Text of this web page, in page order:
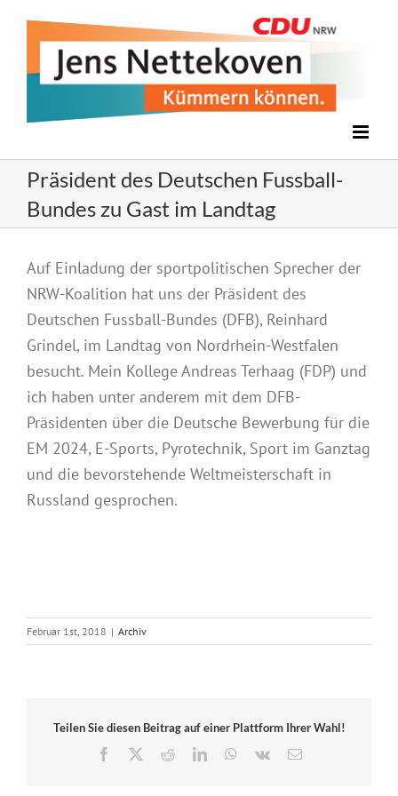
Präsident des Deutschen Fussball-
Bundes zu Gast im Landtag
grösseres
Bild
Auf Einladung der sportpolitischen Sprecher der
NRW-Koalition hat uns der Präsident des
Deutschen Fussball-Bundes (DFB), Reinhard
Grindel, im Landtag von Nordrhein-Westfalen
besucht. Mein Kollege Andreas Terhaag (FDP) und
ich haben unter anderem mit dem DFB-
Präsidenten über die Deutsche Bewerbung für die
EM 2024, E-Sports, Pyrotechnik, Sport im Ganztag
und die bevorstehende Weltmeisterschaft in
Russland gesprochen.
Februar 1st, 2018 | Archiv
Teilen Sie diesen Beitrag auf einer Plattform Ihrer Wahl!
Facebook
RedditLinkedInWhatsApp
Vk
E-